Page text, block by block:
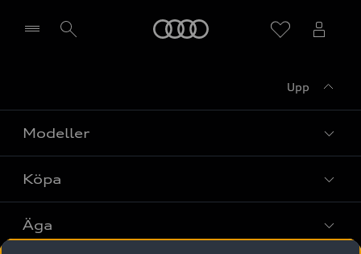
Upp
Modeller
Alla modeller
Elbilar
Köpa
Privaterbjudanden
Äga